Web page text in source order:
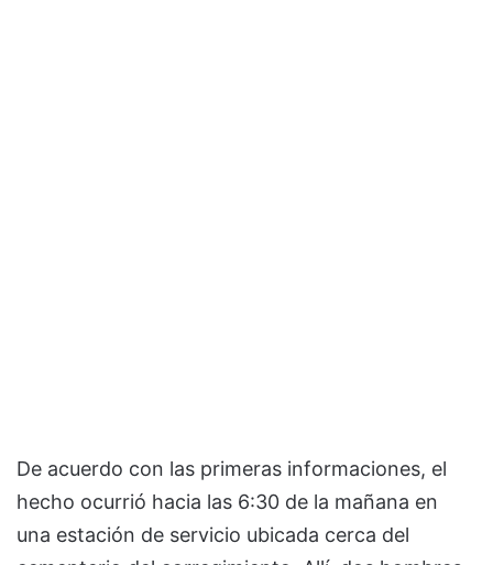
De acuerdo con las primeras informaciones, el
hecho ocurrió hacia las 6:30 de la mañana en
una estación de servicio ubicada cerca del